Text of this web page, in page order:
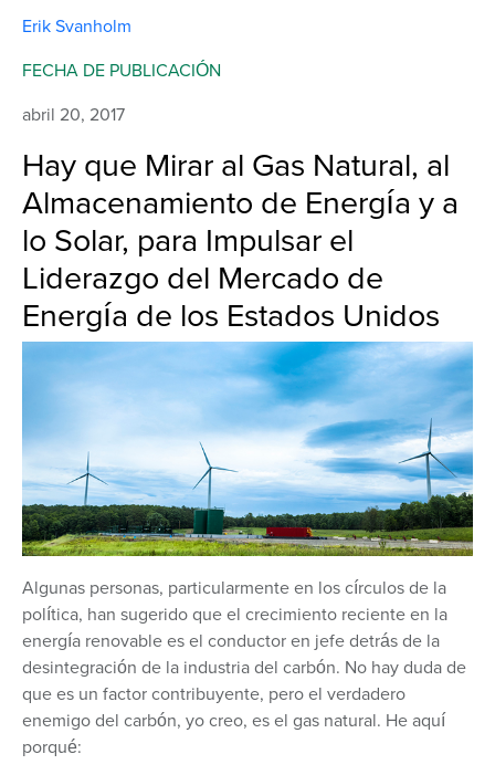
Hay que Mirar al Gas Natural, al
Almacenamiento de Energía y a
lo Solar, para Impulsar el
Liderazgo del Mercado de
Energía de los Estados Unidos
Algunas personas, particularmente en los círculos de la
política, han sugerido que el crecimiento reciente en la
energía renovable es el conductor en jefe detrás de la
desintegración de la industria del carbón. No hay duda de
que es un factor contribuyente, pero el verdadero
enemigo del carbón, yo creo, es el gas natural. He aquí
porqué:
Erik Svanholm
FECHA DE PUBLICACIÓN
abril 20, 2017